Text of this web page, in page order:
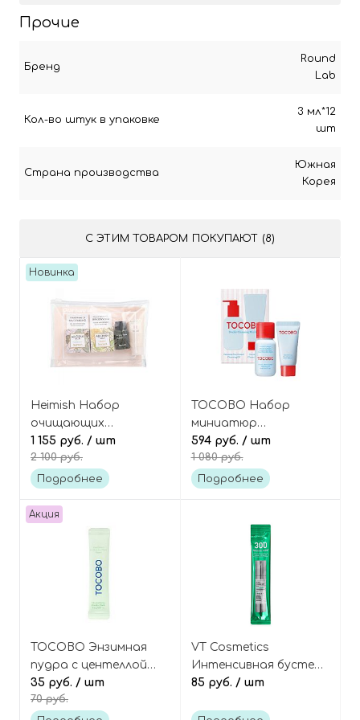
Прочие
Бренд
Round
Lab
Кол-во штук в упаковке
3 мл*12
шт
Страна производства
Южная
Корея
С ЭТИМ ТОВАРОМ ПОКУПАЮТ (8)
Новинка
Heimish Набор
очищающих
миниатюр для всех
типов кожи 4
средства, Cleansing
1 155 руб. / шт
2 100 руб.
Подробнее
TOCOBO Набор
миниатюр
(гидрофильное
масло+пенка для
умывания), Double
594 руб. / шт
1 080 руб.
Подробнее
Акция
TOCOBO Энзимная
пудра с центеллой
азиатской и зелёным
чаем (в мини-саше),
35 руб. / шт
70 руб.
VT Cosmetics
Интенсивная бустер-
сыворотка с
85 руб. / шт